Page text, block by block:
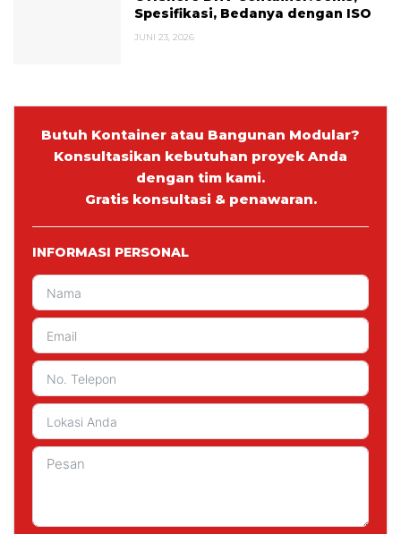
Spesifikasi, Bedanya dengan ISO
JUNI 23, 2026
Butuh Kontainer atau Bangunan Modular?
Konsultasikan kebutuhan proyek Anda
dengan tim kami.
Gratis konsultasi & penawaran.
INFORMASI PERSONAL